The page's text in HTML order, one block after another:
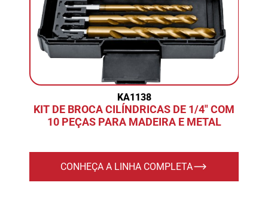
KA1138
KIT DE BROCA CILÍNDRICAS DE 1/4" COM
10 PEÇAS PARA MADEIRA E METAL
CONHEÇA A LINHA COMPLETA